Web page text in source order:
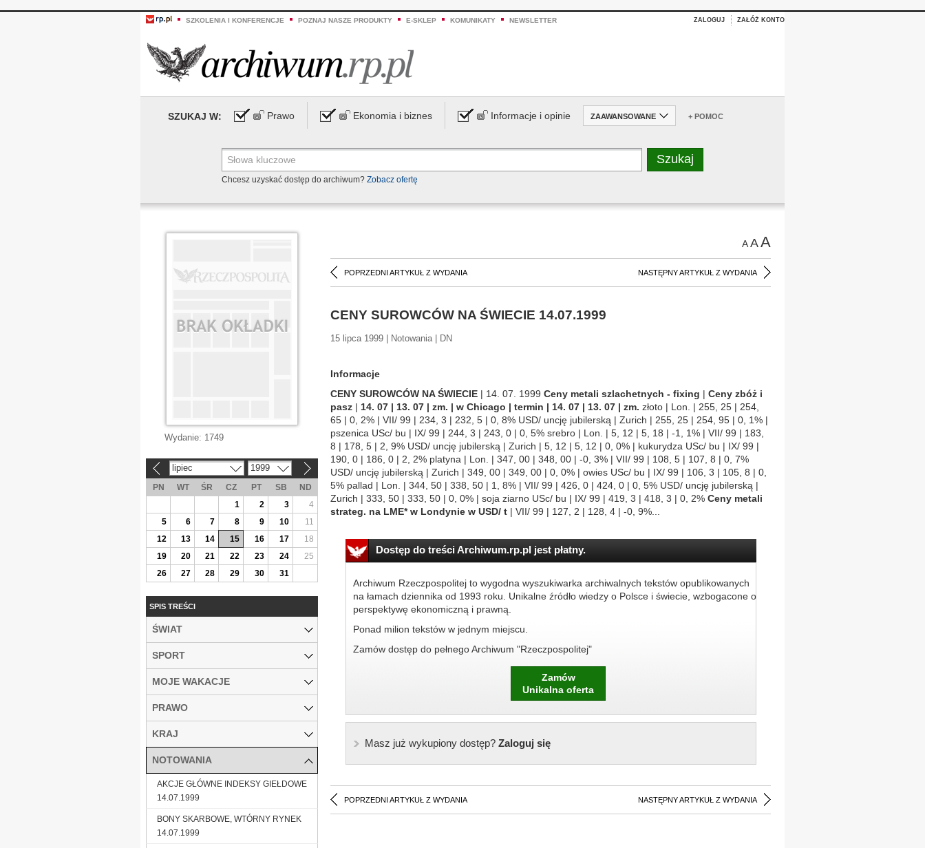
SZKOLENIA I KONFERENCJE POZNAJ NASZE PRODUKTY E-SKLEP KOMUNIKATY NEWSLETTER ZALOGUJ ZAŁÓŻ KONTO
SZUKAJ W: Prawo Ekonomia i biznes Informacje i opinie ZAAWANSOWANE + POMOC
Chcesz uzyskać dostęp do archiwum? Zobacz ofertę
AAA
POPRZEDNI ARTYKUŁ Z WYDANIA NASTĘPNY ARTYKUŁ Z WYDANIA
CENY SUROWCÓW NA ŚWIECIE 14.07.1999
15 lipca 1999 | Notowania | DN
Informacje
CENY SUROWCÓW NA ŚWIECIE | 14. 07. 1999 Ceny metali szlachetnych - fixing | Ceny zbóż i
pasz | 14. 07 | 13. 07 | zm. | w Chicago | termin | 14. 07 | 13. 07 | zm. złoto | Lon. | 255, 25 | 254,
65 | 0, 2% | VII/ 99 | 234, 3 | 232, 5 | 0, 8% USD/ uncję jubilerską | Zurich | 255, 25 | 254, 95 | 0, 1% |
pszenica USc/ bu | IX/ 99 | 244, 3 | 243, 0 | 0, 5% srebro | Lon. | 5, 12 | 5, 18 | -1, 1% | VII/ 99 | 183,
8 | 178, 5 | 2, 9% USD/ uncję jubilerską | Zurich | 5, 12 | 5, 12 | 0, 0% | kukurydza USc/ bu | IX/ 99 |
190, 0 | 186, 0 | 2, 2% platyna | Lon. | 347, 00 | 348, 00 | -0, 3% | VII/ 99 | 108, 5 | 107, 8 | 0, 7%
USD/ uncję jubilerską | Zurich | 349, 00 | 349, 00 | 0, 0% | owies USc/ bu | IX/ 99 | 106, 3 | 105, 8 | 0,
5% pallad | Lon. | 344, 50 | 338, 50 | 1, 8% | VII/ 99 | 426, 0 | 424, 0 | 0, 5% USD/ uncję jubilerską |
Zurich | 333, 50 | 333, 50 | 0, 0% | soja ziarno USc/ bu | IX/ 99 | 419, 3 | 418, 3 | 0, 2% Ceny metali
strateg. na LME* w Londynie w USD/ t | VII/ 99 | 127, 2 | 128, 4 | -0, 9%...
Dostęp do treści Archiwum.rp.pl jest płatny.
Archiwum Rzeczpospolitej to wygodna wyszukiwarka archiwalnych tekstów opublikowanych
na łamach dziennika od 1993 roku. Unikalne źródło wiedzy o Polsce i świecie, wzbogacone o
perspektywę ekonomiczną i prawną.
Ponad milion tekstów w jednym miejscu.
Zamów dostęp do pełnego Archiwum "Rzeczpospolitej"
Zamów
Unikalna oferta
Masz już wykupiony dostęp?Zaloguj się
POPRZEDNI ARTYKUŁ Z WYDANIA NASTĘPNY ARTYKUŁ Z WYDANIA
Wydanie: 1749
lipiec 1999
PN WT ŚR CZ PT SB
ND
1
2 3
4
5
6 7 8 9 10
11
12
13 14 15 16 17
18
19
20 21 22 23 24
25
26
27 28 29 30 31
SPIS TREŚCI
ŚWIAT
SPORT
MOJE WAKACJE
PRAWO
KRAJ
NOTOWANIA
AKCJE GŁÓWNE INDEKSY GIEŁDOWE
14.07.1999
BONY SKARBOWE, WTÓRNY RYNEK
14.07.1999